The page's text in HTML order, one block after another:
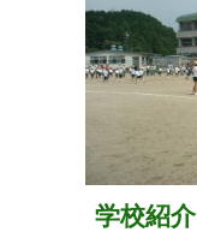
学校紹介